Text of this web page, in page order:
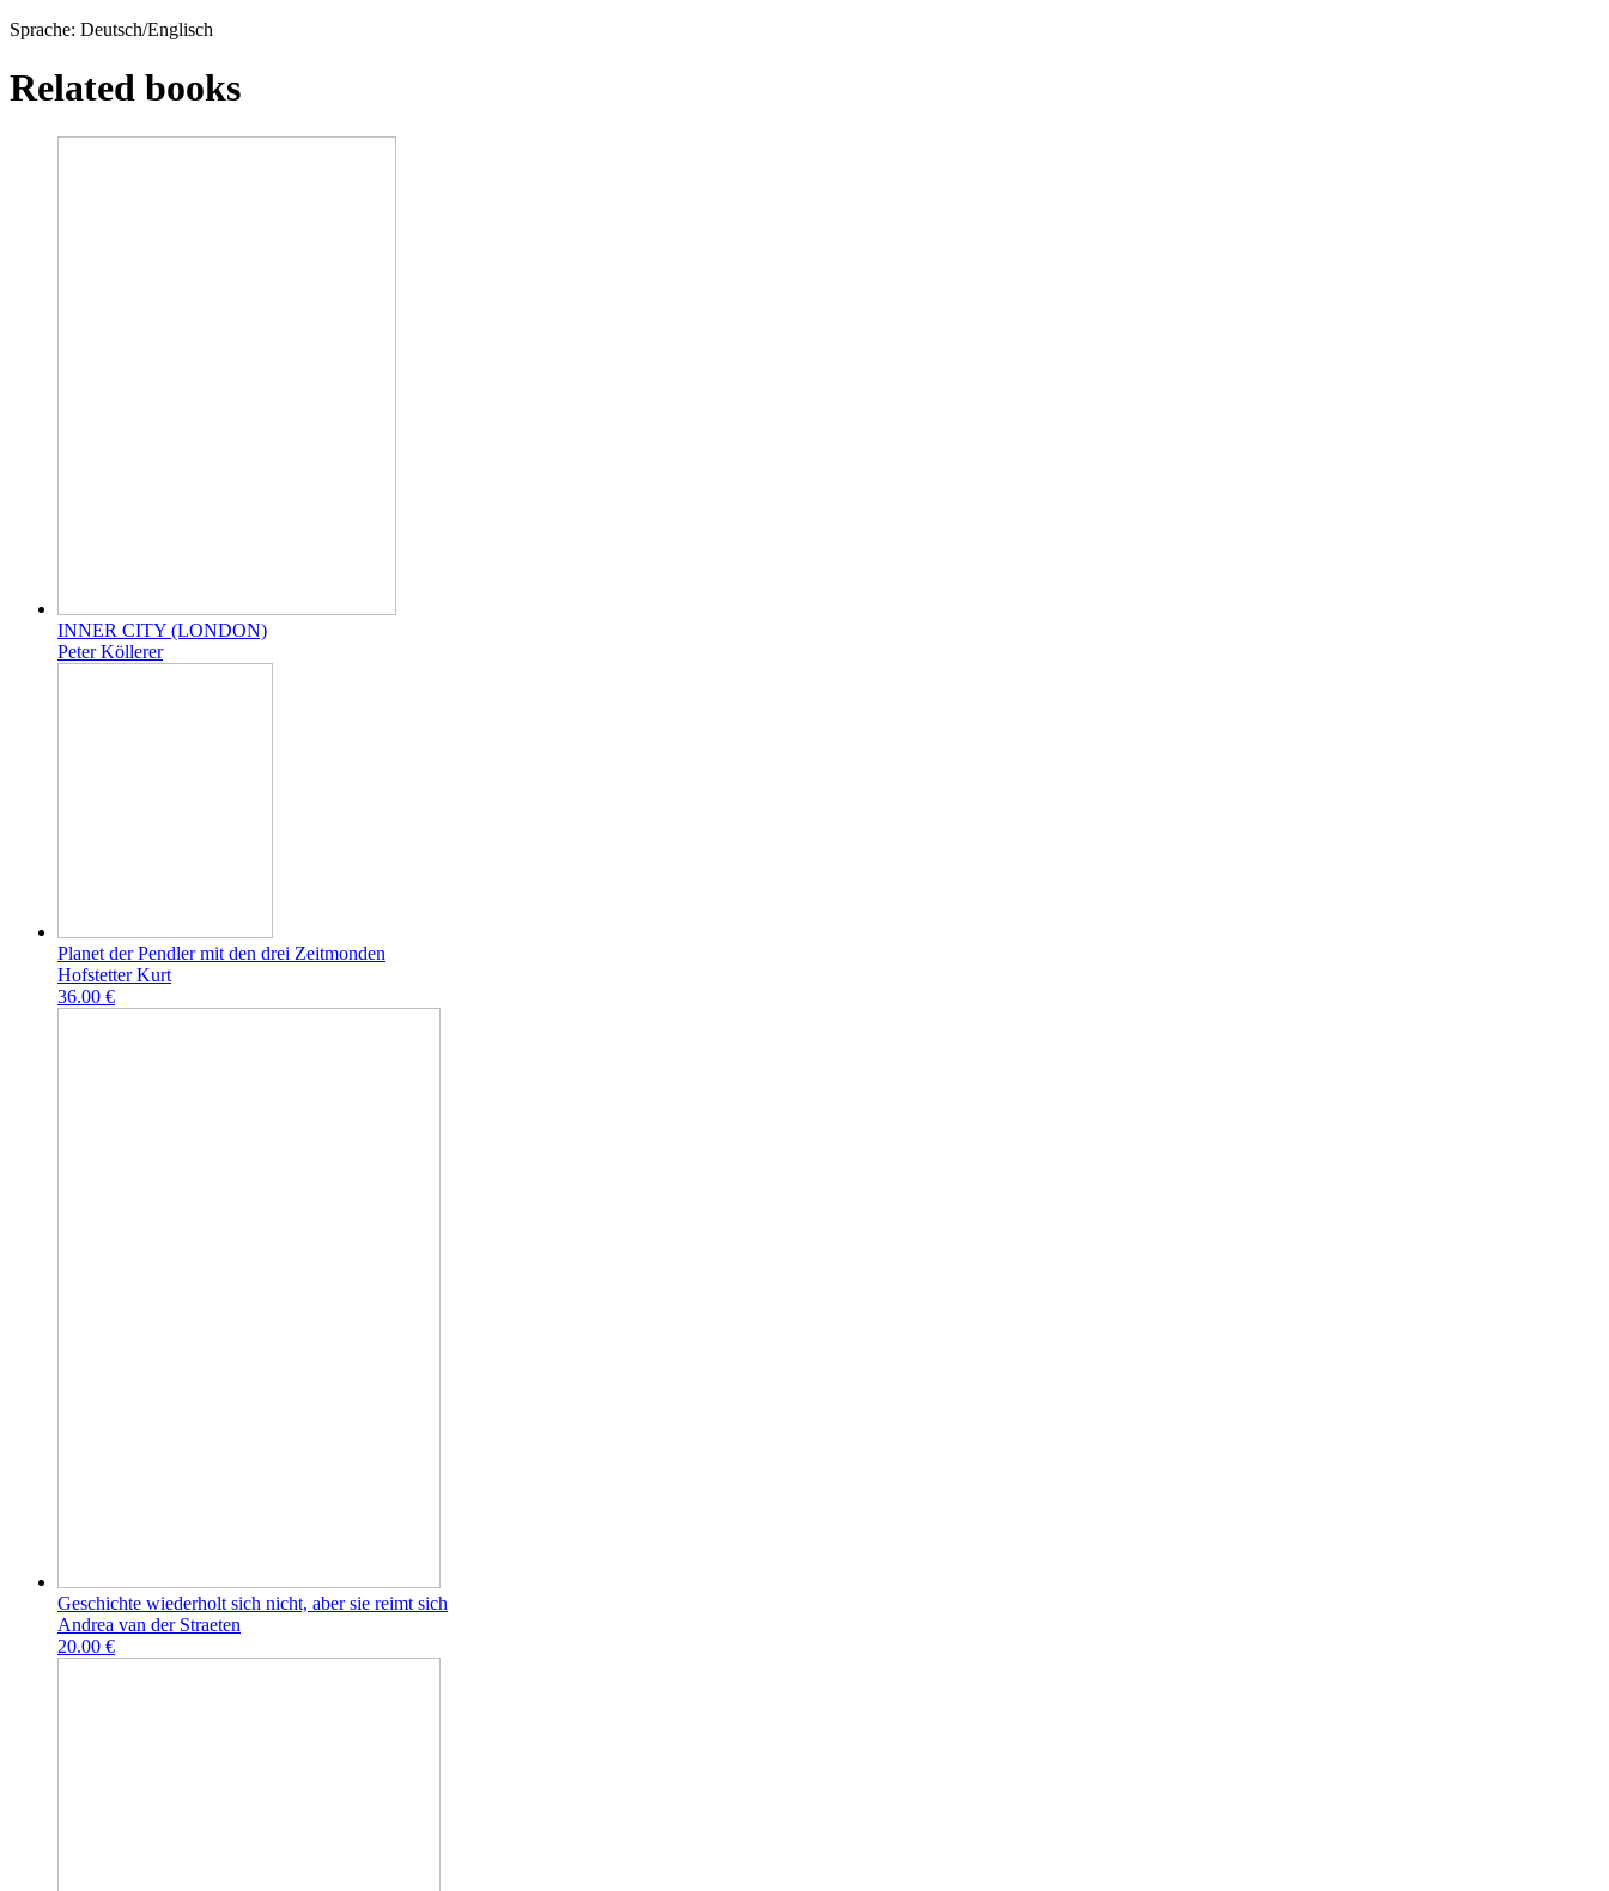
Sprache: Deutsch/Englisch
Related books
INNER CITY (LONDON)
Peter Köllerer
Planet der Pendler mit den drei Zeitmonden
Hofstetter Kurt
36.00 €
Geschichte wiederholt sich nicht, aber sie reimt sich
Andrea van der Straeten
20.00 €